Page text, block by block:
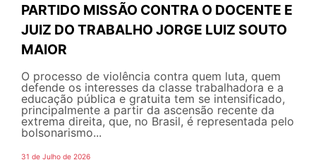
PARTIDO MISSÃO CONTRA O DOCENTE E
JUIZ DO TRABALHO JORGE LUIZ SOUTO
MAIOR
O processo de violência contra quem luta, quem
defende os interesses da classe trabalhadora e a
educação pública e gratuita tem se intensificado,
principalmente a partir da ascensão recente da
extrema direita, que, no Brasil, é representada pelo
bolsonarismo...
31 de Julho de 2026